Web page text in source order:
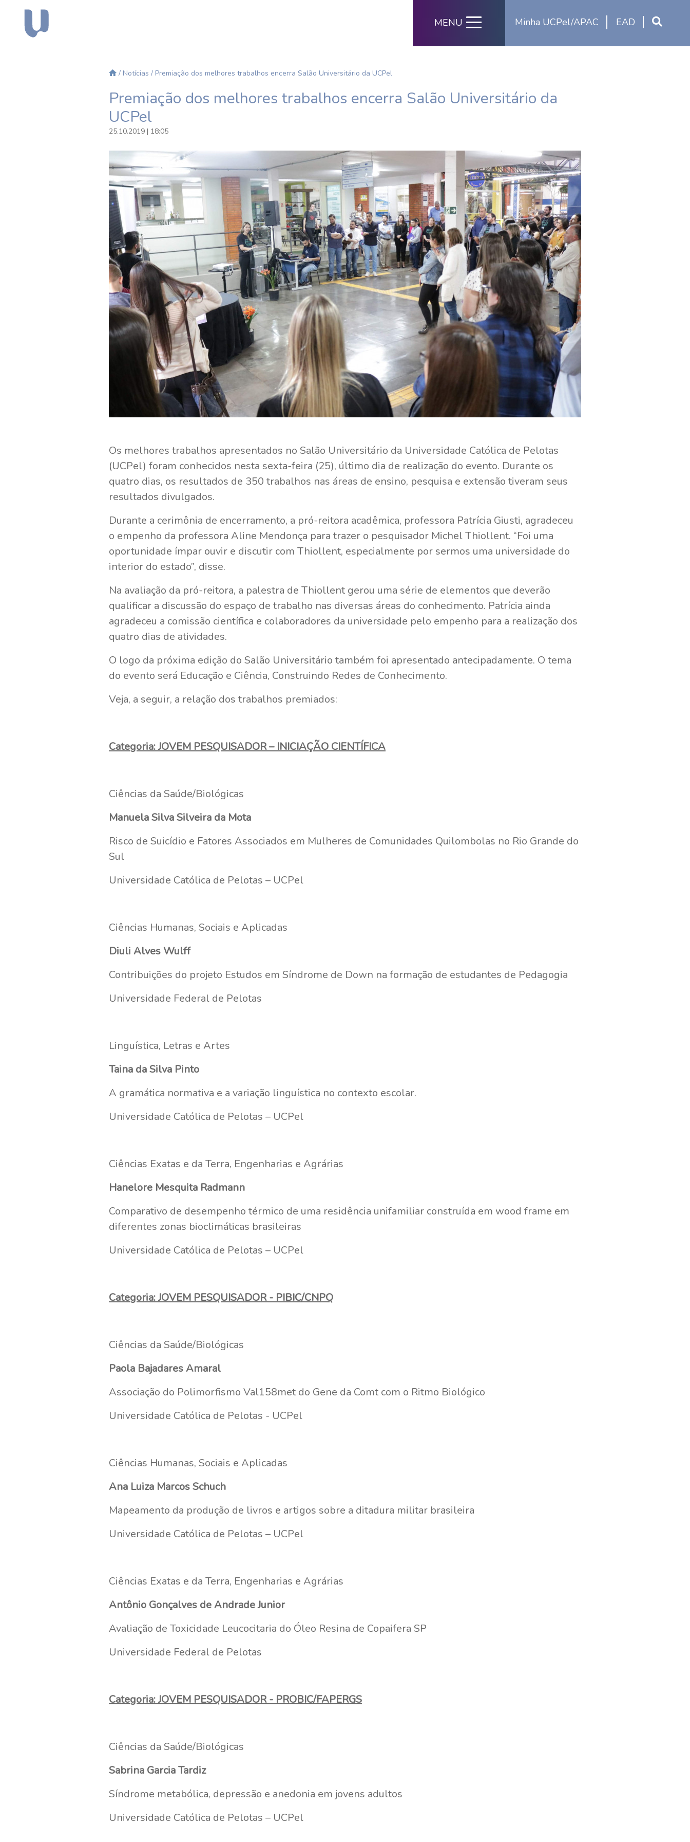
Minha UCPel/APAC EAD
MENU
/ Notícias / Premiação dos melhores trabalhos encerra Salão Universitário da UCPel
Premiação dos melhores trabalhos encerra Salão Universitário da
UCPel
25.10.2019 | 18:05
Os melhores trabalhos apresentados no Salão Universitário da Universidade Católica de Pelotas
(UCPel) foram conhecidos nesta sexta-feira (25), último dia de realização do evento. Durante os
quatro dias, os resultados de 350 trabalhos nas áreas de ensino, pesquisa e extensão tiveram seus
resultados divulgados.
Durante a cerimônia de encerramento, a pró-reitora acadêmica, professora Patrícia Giusti, agradeceu
o empenho da professora Aline Mendonça para trazer o pesquisador Michel Thiollent. “Foi uma
oportunidade ímpar ouvir e discutir com Thiollent, especialmente por sermos uma universidade do
interior do estado”, disse.
Na avaliação da pró-reitora, a palestra de Thiollent gerou uma série de elementos que deverão
qualificar a discussão do espaço de trabalho nas diversas áreas do conhecimento. Patrícia ainda
agradeceu a comissão científica e colaboradores da universidade pelo empenho para a realização dos
quatro dias de atividades.
O logo da próxima edição do Salão Universitário também foi apresentado antecipadamente. O tema
do evento será Educação e Ciência, Construindo Redes de Conhecimento.
Veja, a seguir, a relação dos trabalhos premiados:
Categoria: JOVEM PESQUISADOR – INICIAÇÃO CIENTÍFICA
Ciências da Saúde/Biológicas
Manuela Silva Silveira da Mota
Risco de Suicídio e Fatores Associados em Mulheres de Comunidades Quilombolas no Rio Grande do
Sul
Universidade Católica de Pelotas – UCPel
Ciências Humanas, Sociais e Aplicadas
Diuli Alves Wulff
Contribuições do projeto Estudos em Síndrome de Down na formação de estudantes de Pedagogia
Universidade Federal de Pelotas
Linguística, Letras e Artes
Taina da Silva Pinto
A gramática normativa e a variação linguística no contexto escolar.
Universidade Católica de Pelotas – UCPel
Ciências Exatas e da Terra, Engenharias e Agrárias
Hanelore Mesquita Radmann
Comparativo de desempenho térmico de uma residência unifamiliar construída em wood frame em
diferentes zonas bioclimáticas brasileiras
Universidade Católica de Pelotas – UCPel
Categoria: JOVEM PESQUISADOR - PIBIC/CNPQ
Ciências da Saúde/Biológicas
Paola Bajadares Amaral
Associação do Polimorfismo Val158met do Gene da Comt com o Ritmo Biológico
Universidade Católica de Pelotas - UCPel
Ciências Humanas, Sociais e Aplicadas
Ana Luiza Marcos Schuch
Mapeamento da produção de livros e artigos sobre a ditadura militar brasileira
Universidade Católica de Pelotas – UCPel
Ciências Exatas e da Terra, Engenharias e Agrárias
Antônio Gonçalves de Andrade Junior
Avaliação de Toxicidade Leucocitaria do Óleo Resina de Copaifera SP
Universidade Federal de Pelotas
Categoria: JOVEM PESQUISADOR - PROBIC/FAPERGS
Ciências da Saúde/Biológicas
Sabrina Garcia Tardiz
Síndrome metabólica, depressão e anedonia em jovens adultos
Universidade Católica de Pelotas – UCPel